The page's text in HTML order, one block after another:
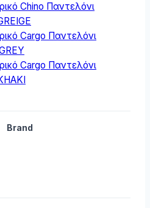
Chino Παντελόνι
Cargo Παντελόνι
Cargo Παντελόνι
Brand